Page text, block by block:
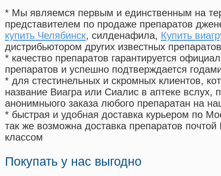
* Мы являемся первым и единственным на
представителем по продаже препаратов
купить Челябинск, силденафила, Купить
дистрибьютором других известных препаратов
* качество препаратов гарантируется
препаратов и успешно подтверждается
* для стестинельных и скромных клиентов,
название Виагра или Сиалис в аптеке вслух,
анонимныого заказа любого препаратан на
* быстрая и удобная доставка курьером по
так же возможна доставка препаратов
классом
Покупать у нас выгодно